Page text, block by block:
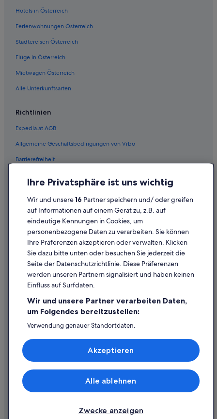
Hotels in Österreich
Ferienwohnungen Österreich
Städtereisen Österreich
Flüge in Österreich
Mietwagen Österreich
Alle Unterkunftsarten
Richtlinien
Expedia.at AGB
Allgemeine Geschäftsbedingungen von Vrbo
Barrierefreiheit
Rechtliche Hinweise/Kontakt
Inhaltsrichtlinien und Melden von Inhalten
Hilfe
Hilfe
Rückerstattungsprozess und Zeitrahmen
Buchen Sie einen Flug mit einer Gutschrift bei der Fluggesellschaft
Internationale Reisedokumente
© 2026 Expedia, Inc., ein Unternehmen der Expedia Group. Alle Rechte
vorbehalten. Expedia und das Expedia-Logo sind Handelsmarken oder
Ihre Privatsphäre ist uns wichtig
Wir und unsere16 Partner speichern und/ oder greifen
auf Informationen auf einem Gerät zu, z.B. auf
eindeutige Kennungen in Cookies, um
personenbezogene Daten zu verarbeiten. Sie können
Ihre Präferenzen akzeptieren oder verwalten. Klicken
Sie dazu bitte unten oder besuchen Sie jederzeit die
Seite der Datenschutzrichtlinie. Diese Präferenzen
werden unseren Partnern signalisiert und haben keinen
Einfluss auf Surfdaten.
Wir und unsere Partner verarbeiten Daten,
um Folgendes bereitzustellen:
Verwendung genauer Standortdaten.
Speichern von oder Zugriff auf Informationen auf einem
Endgerät. Personalisierte Werbung und Inhalte, Messung
von Werbeleistung und der Performance von Inhalten,
Liste der Partner (Lieferanten)
Zwecke anzeigen
Alle ablehnen
Akzeptieren